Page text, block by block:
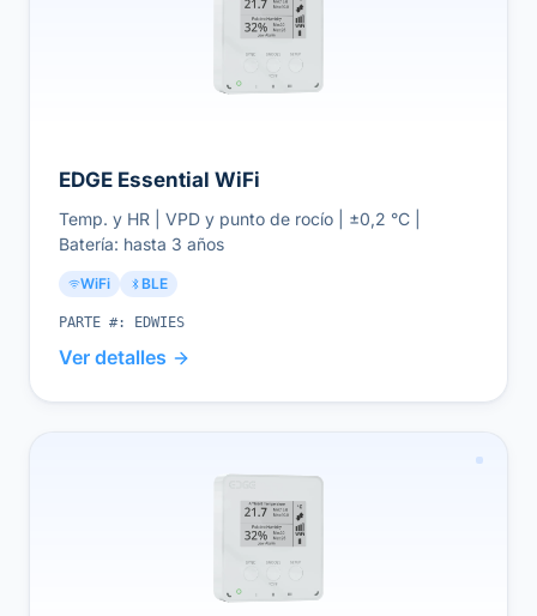
EDGE Essential WiFi
Temp. y HR | VPD y punto de rocío | ±0,2 °C |
Batería: hasta 3 años
WiFi BLE
PARTE #: EDWIES
Ver detalles